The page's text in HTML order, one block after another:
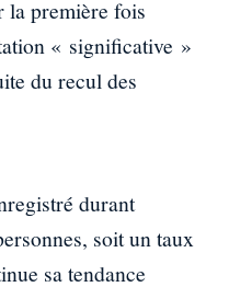
la première fois
« significative »
du recul des
durant
soit un taux
sa tendance